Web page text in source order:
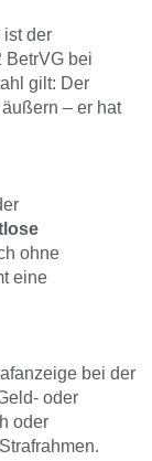
der
BetrVG bei
gilt: Der
– er hat
ohne
eine
bei der
oder
oder